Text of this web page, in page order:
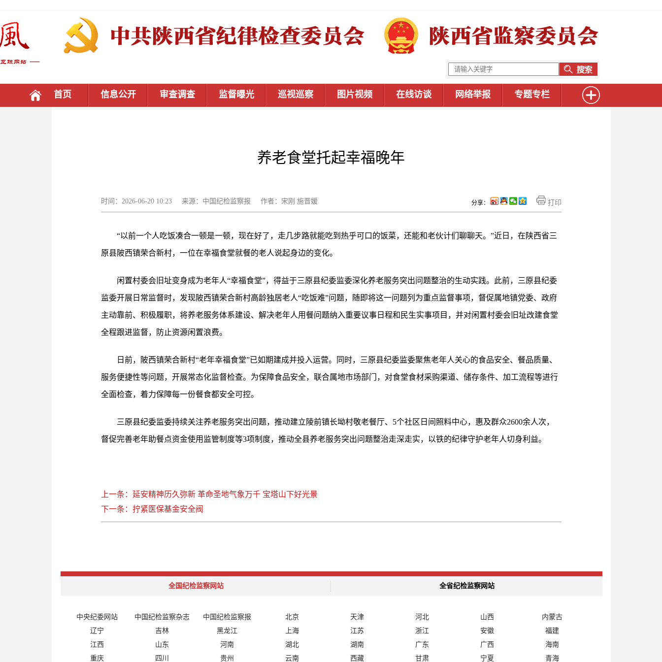
首页 信息公开 审查调查 监督曝光 巡视巡察 图片视频 在线访谈 网络举报 专题专栏
养老食堂托起幸福晚年
时间：2026-06-20 10:23 来源：中国纪检监察报 作者：宋刚 施晋媛 打印
分享：
“以前一个人吃饭凑合一顿是一顿，现在好了，走几步路就能吃到热乎可口的饭菜，还能和老伙计们聊聊天。”近日，在陕西省三
原县陂西镇荣合新村，一位在幸福食堂就餐的老人说起身边的变化。
闲置村委会旧址变身成为老年人“幸福食堂”，得益于三原县纪委监委深化养老服务突出问题整治的生动实践。此前，三原县纪委
监委开展日常监督时，发现陂西镇荣合新村高龄独居老人“吃饭难”问题，随即将这一问题列为重点监督事项，督促属地镇党委、政府
主动靠前、积极履职，将养老服务体系建设、解决老年人用餐问题纳入重要议事日程和民生实事项目，并对闲置村委会旧址改建食堂
全程跟进监督，防止资源闲置浪费。
日前，陂西镇荣合新村“老年幸福食堂”已如期建成并投入运营。同时，三原县纪委监委聚焦老年人关心的食品安全、餐品质量、
服务便捷性等问题，开展常态化监督检查。为保障食品安全，联合属地市场部门，对食堂食材采购渠道、储存条件、加工流程等进行
全面检查，着力保障每一份餐食都安全可控。
三原县纪委监委持续关注养老服务突出问题，推动建立陵前镇长坳村敬老餐厅、5个社区日间照料中心，惠及群众2600余人次，
督促完善老年助餐点资金使用监管制度等3项制度，推动全县养老服务突出问题整治走深走实，以铁的纪律守护老年人切身利益。
上一条：延安精神历久弥新 革命圣地气象万千 宝塔山下好光景
下一条：拧紧医保基金安全阀
全国纪检监察网站 全省纪检监察网站
中央纪委网站 中国纪检监察杂志 中国纪检监察报 北京 天津 河北 山西
内蒙古
辽宁
吉林 黑龙江 上海 江苏 浙江 安徽
福建
江西
山东 河南 湖北 湖南 广东 广西
海南
重庆
四川 贵州 云南 西藏 甘肃 宁夏 青海